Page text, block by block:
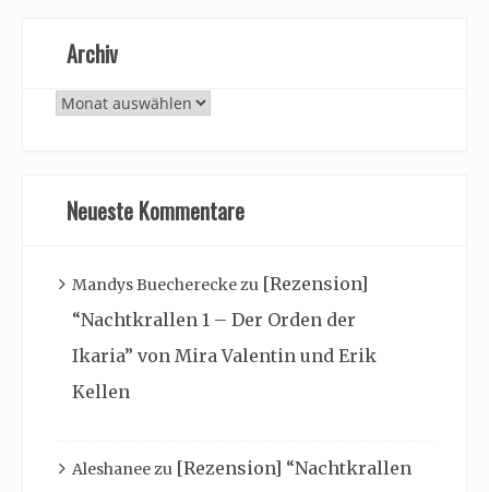
Archiv
Archiv
Neueste Kommentare
Mandys Buechereckezu [Rezension]
“Nachtkrallen 1 – Der Orden der
Ikaria” von Mira Valentin und Erik
Kellen
Aleshaneezu [Rezension] “Nachtkrallen